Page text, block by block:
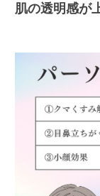
肌の透明感が